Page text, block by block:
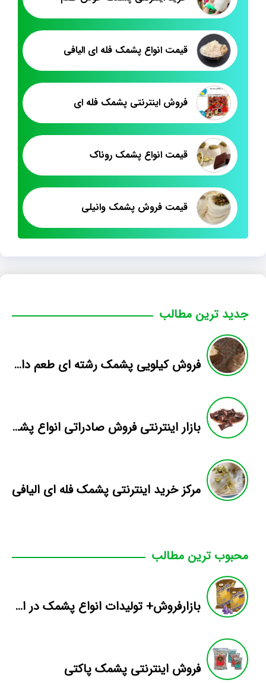
قیمت انواع پشمک فله ای الیافی
فروش اینترنتی پشمک فله ای
قیمت انواع پشمک روناک
قیمت فروش پشمک وانیلی
جدید ترین مطالب
فروش کیلویی پشمک رشته ای طعم دار میوه
بازار اینترنتی فروش صادراتی انواع پشمک الیافی/شکلاتی
مرکز خرید اینترنتی پشمک فله ای الیافی
محبوب ترین مطالب
بازارفروش+ تولیدات انواع پشمک در ایران
فروش اینترنتی پشمک پاکتی